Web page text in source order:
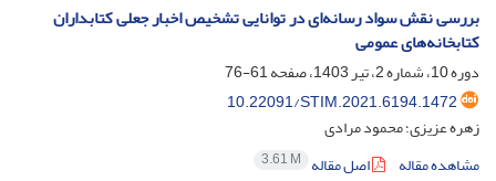
بررسی نقش سواد رسانه‌ای در توانایی تشخیص اخبار جعلی کتابداران
کتابخانه‌های عمومی
دوره 10، شماره 2، تیر 1403، صفحه
61-76
10.22091/STIM.2021.6194.1472
زهره عزیزی؛ محمود مرادی
مشاهده مقاله
اصل مقاله 3.61 M